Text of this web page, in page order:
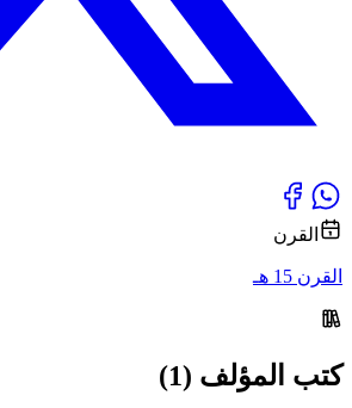
القرن
القرن 15 هـ
كتب المؤلف (1)